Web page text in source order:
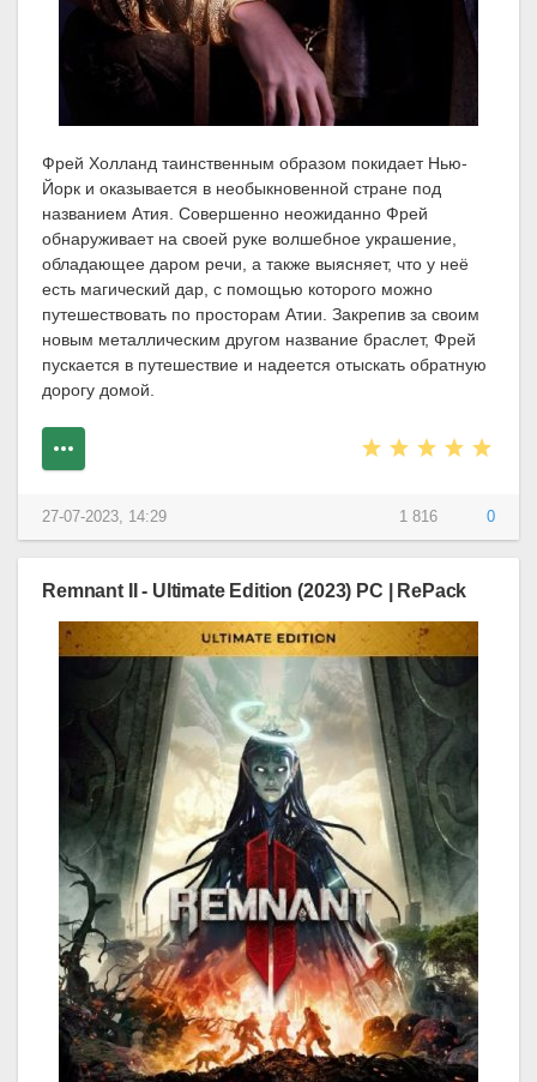
Фрей Холланд таинственным образом покидает Нью-
Йорк и оказывается в необыкновенной стране под
названием Атия. Совершенно неожиданно Фрей
обнаруживает на своей руке волшебное украшение,
обладающее даром речи, а также выясняет, что у неё
есть магический дар, с помощью которого можно
путешествовать по просторам Атии. Закрепив за своим
новым металлическим другом название браслет, Фрей
пускается в путешествие и надеется отыскать обратную
дорогу домой.
1 816 0
27-07-2023, 14:29
Remnant II - Ultimate Edition (2023) PC | RePack